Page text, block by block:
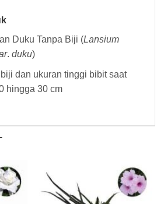
Duku Tanpa Biji (Lansium
. duku)
dan ukuran tinggi bibit saat
hingga 30 cm